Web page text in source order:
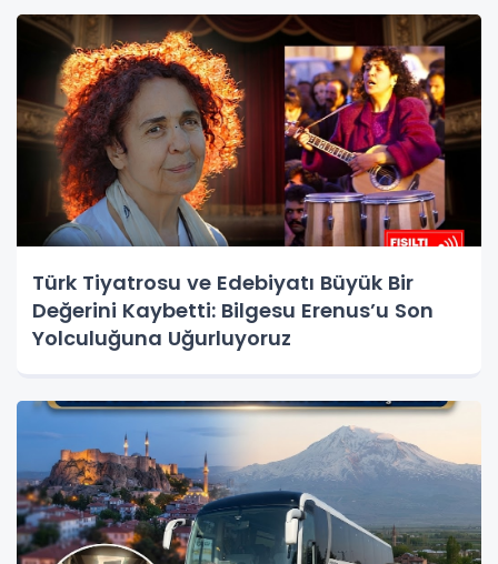
Türk Tiyatrosu ve Edebiyatı Büyük Bir
Değerini Kaybetti: Bilgesu Erenus’u Son
Yolculuğuna Uğurluyoruz